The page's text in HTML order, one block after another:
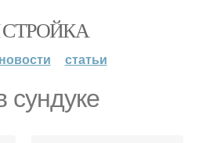
новости статьи
сундуке